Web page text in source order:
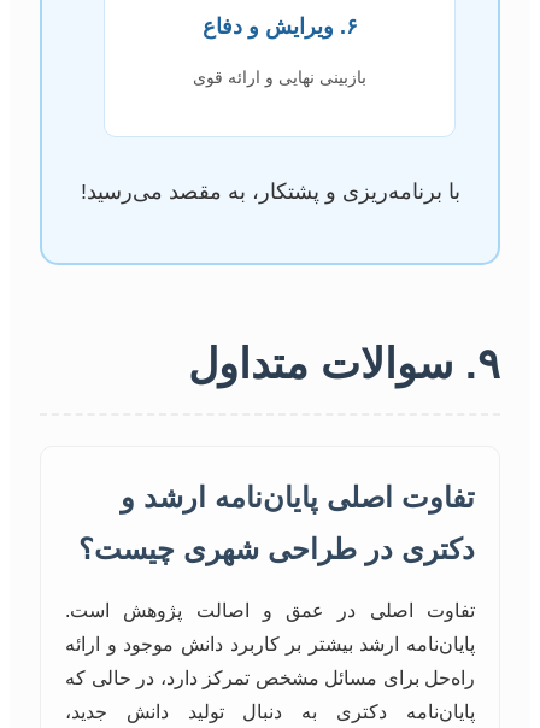
۶. ویرایش و دفاع
بازبینی نهایی و ارائه قوی
با برنامه‌ریزی و پشتکار، به مقصد می‌رسید!
۹. سوالات متداول
تفاوت اصلی پایان‌نامه ارشد و
دکتری در طراحی شهری چیست؟
تفاوت اصلی در عمق و اصالت پژوهش است.
پایان‌نامه ارشد بیشتر بر کاربرد دانش موجود و ارائه
راه‌حل برای مسائل مشخص تمرکز دارد، در حالی که
پایان‌نامه دکتری به دنبال تولید دانش جدید،